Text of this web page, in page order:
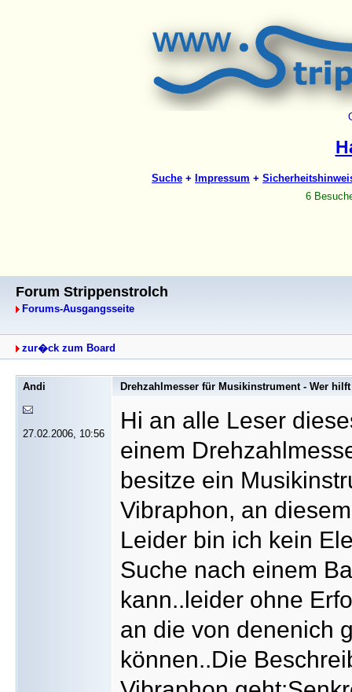
Forum Strippenstrolch
Forums-Ausgangsseite
zur�ck zum Board
Andi
27.02.2006, 10:56
Drehzahlmesser für Musikinstrument - Wer
Hi an alle Leser
einem
besitze ein
Vibraphon, an
Leider bin ich kein
Suche nach einem
kann..leider ohne
an die von denenich
können..Die